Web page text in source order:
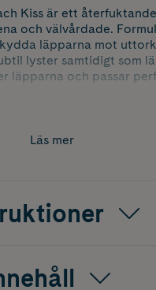
Kiss är ett
och välvårdade.
läpparna mot
lyster samtidigt som
läpparna och passar
Läs mer